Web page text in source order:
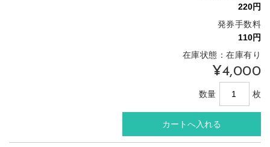
発券手数料
在庫状態：在庫有り
¥4,000
数量 枚